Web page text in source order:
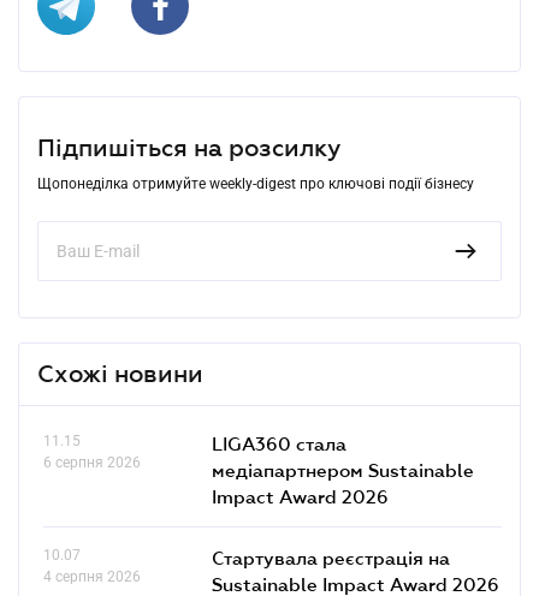
Підпишіться на розсилку
Щопонеділка отримуйте weekly-digest про ключові події бізнесу
Схожі новини
11.15
6 серпня 2026
LIGA360 стала
медіапартнером Sustainable
Impact Award 2026
10.07
4 серпня 2026
Стартувала реєстрація на
Sustainable Impact Award 2026